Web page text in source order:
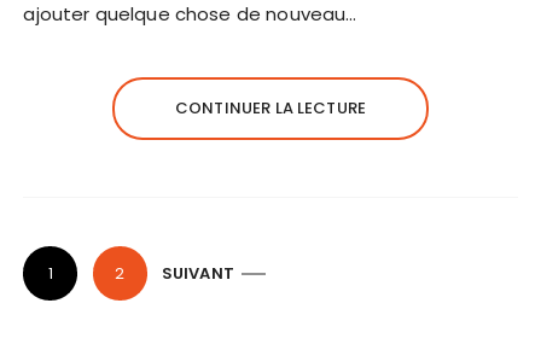
ajouter quelque chose de nouveau…
CONTINUER LA LECTURE
P
a
1 2 SUIVANT